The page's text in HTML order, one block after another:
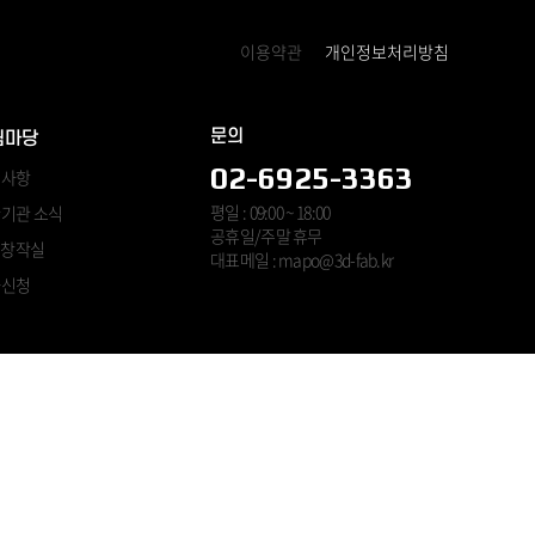
이용약관 개인정보처리방침
마당
항
관 소식
작실
청
문의
02-6925-3363
평일 : 09:00 ~ 18:00
공휴일/주말 휴무
대표메일 : mapo@3d-fab.kr